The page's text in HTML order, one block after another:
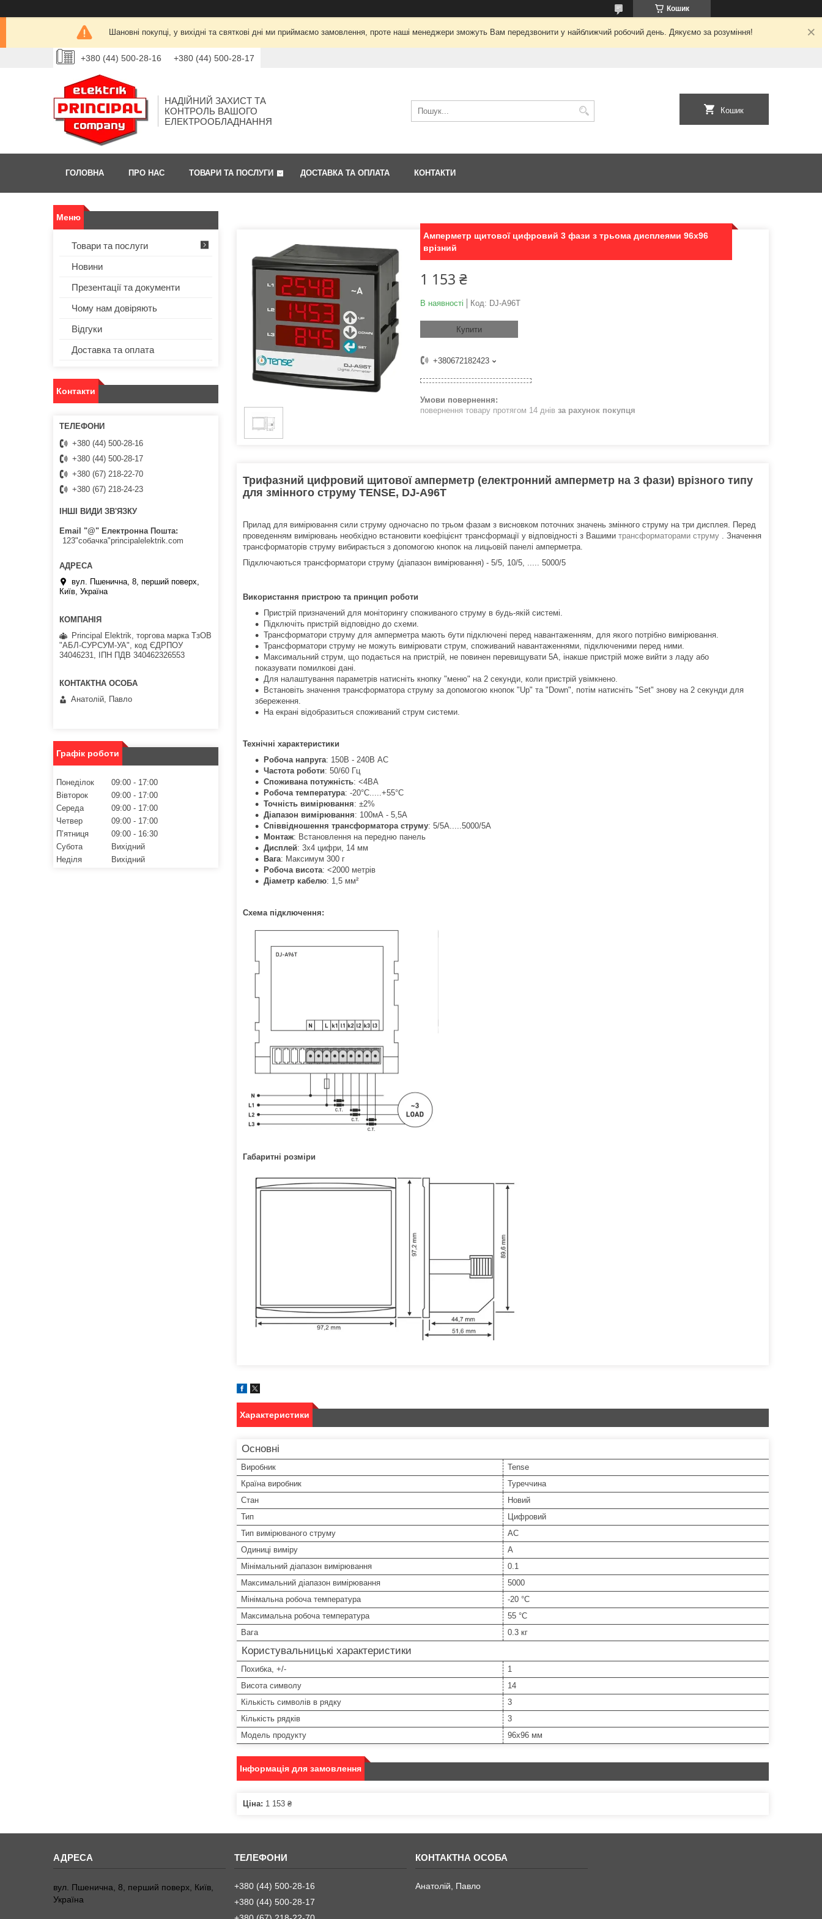
Кошик
Шановні покупці, у вихідні та святкові дні ми приймаємо замовлення, проте наші менеджери зможуть Вам передзвонити у найближчий робочий день. Дякуємо за розуміння!
+380 (44) 500-28-16 +380 (44) 500-28-17
НАДІЙНИЙ ЗАХИСТ ТА
КОНТРОЛЬ ВАШОГО
ЕЛЕКТРООБЛАДНАННЯ
Кошик
ГОЛОВНА ПРО НАС ТОВАРИ ТА ПОСЛУГИ ДОСТАВКА ТА ОПЛАТА КОНТАКТИ
Амперметр щитової цифровий 3 фази з трьома дисплеями 96x96
врізний
1 153 ₴
В наявності Код: DJ-A96T
Купити
+380672182423
повернення товару протягом 14 днів за рахунок покупця
Трифазний цифровий щитової амперметр (електронний амперметр на 3 фази) врізного типу
для змінного струму TENSE, DJ-A96T
Прилад для вимірювання сили струму одночасно по трьом фазам з висновком поточних значень змінного струму на три дисплея. Перед
проведенням вимірювань необхідно встановити коефіцієнт трансформації у відповідності з Вашими трансформаторами струму . Значення
трансформаторів струму вибирається з допомогою кнопок на лицьовій панелі амперметра.
Підключаються трансформатори струму (діапазон вимірювання) - 5/5, 10/5, ..... 5000/5
Використання пристрою та принцип роботи
Пристрій призначений для моніторингу споживаного струму в будь-якій системі.
Підключіть пристрій відповідно до схеми.
Трансформатори струму для амперметра мають бути підключені перед навантаженням, для якого потрібно вимірювання.
Трансформатори струму не можуть вимірювати струм, споживаний навантаженнями, підключеними перед ними.
Максимальний струм, що подається на пристрій, не повинен перевищувати 5А, інакше пристрій може вийти з ладу або
показувати помилкові дані.
Для налаштування параметрів натисніть кнопку "меню" на 2 секунди, коли пристрій увімкнено.
Встановіть значення трансформатора струму за допомогою кнопок "Up" та "Down", потім натисніть "Set" знову на 2 секунди для
збереження.
На екрані відобразиться споживаний струм системи.
Технічні характеристики
Робоча напруга: 150В - 240В AC
Частота роботи: 50/60 Гц
Споживана потужність: <4ВА
Робоча температура: -20°C.....+55°C
Точність вимірювання: ±2%
Діапазон вимірювання: 100мА - 5,5А
Співвідношення трансформатора струму: 5/5А.....5000/5А
Монтаж: Встановлення на передню панель
Дисплей: 3x4 цифри, 14 мм
Вага: Максимум 300 г
Робоча висота: <2000 метрів
Діаметр кабелю: 1,5 мм²
Схема підключення:
Габаритні розміри
Характеристики
Основні
Виробник
Tense
Країна виробник
Туреччина
Стан
Новий
Тип
Цифровий
Тип вимірюваного струму
AC
Одиниці виміру
А
Мінімальний діапазон вимірювання
0.1
Максимальний діапазон вимірювання
5000
Мінімальна робоча температура
-20 °С
Максимальна робоча температура
55 °С
Вага
0.3 кг
Користувальницькі характеристики
Похибка, +/-
1
Висота символу
14
Кількість символів в рядку
3
Кількість рядків
3
Модель продукту
96х96 мм
Інформація для замовлення
Ціна: 1 153 ₴
Товари та послуги
Новини
Презентації та документи
Чому нам довіряють
Відгуки
Доставка та оплата
Контакти
+380 (44) 500-28-16
+380 (44) 500-28-17
+380 (67) 218-22-70
+380 (67) 218-24-23
ІНШІ ВИДИ ЗВ'ЯЗКУ
Email "@" Електронна Пошта
123"собачка"principalelektrik.com
вул. Пшенична, 8, перший поверх,
Київ, Україна
Principal Elektrik, торгова марка ТзОВ
"АБЛ-СУРСУМ-УА", код ЄДРПОУ
34046231, ІПН ПДВ 340462326553
Анатолій, Павло
Графік роботи
Понеділок 09:00
17:00
Вівторок
09:00
17:00
Середа
09:00
17:00
Четвер
09:00
17:00
Пʼятниця
09:00
16:30
Субота
Вихідний
Неділя
Вихідний
вул. Пшенична, 8, перший поверх, Київ,
Україна
+380 (44) 500-28-16
+380 (44) 500-28-17
Анатолій, Павло